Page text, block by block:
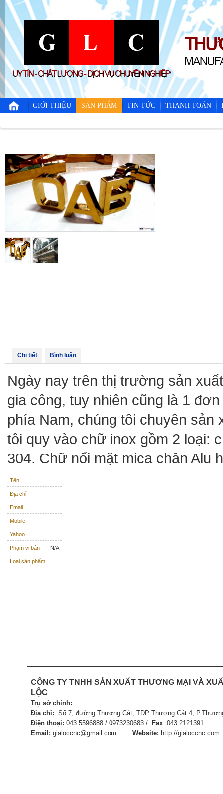
GIỚI THIỆU SẢN PHẨM TIN TỨC THANH TOÁN
Chi tiết Bình luận
Ngày nay trên thị trường sản
gia công, tuy nhiên cũng là 1
phía Nam, chúng tôi chuyên sản
tôi quy vào chữ inox gồm 2 loại:
304. Chữ nổi mặt mica chân Alu
Tên :
Địa chỉ :
Email :
Mobile :
Yahoo :
Phạm vi bán : N/A
Loại sản phẩm :
CÔNG TY TNHH SẢN XUẤT THƯƠNG MẠI VÀ
LỘC
Trụ sở chính:
Địa chỉ: Số 7, đường Thượng Cát, TDP Thượng Cát 4,
Điện thoại: 043.5596888 / 0973230683 / Fax:
Email: gialoccnc@gmail.com Website: http://gialoccnc.com